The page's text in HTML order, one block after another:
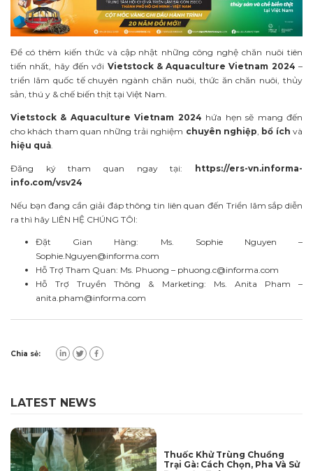
Để có thêm kiến thức và cập nhật những công nghệ chăn nuôi tiên
tiến nhất, hãy đến với Vietstock & Aquaculture Vietnam 2024 –
triển lãm quốc tế chuyên ngành chăn nuôi, thức ăn chăn nuôi, thủy
sản, thú y & chế biến thịt tại Việt Nam.
Vietstock & Aquaculture Vietnam 2024 hứa hẹn sẽ mang đến
cho khách tham quan những trải nghiệm chuyên nghiệp bổ ích và
hiệu quả
Đăng ký tham quan ngay tại: https://ers-vn.informa-
info.com/vsv24
Nếu bạn đang cần giải đáp thông tin liên quan đến Triển lãm sắp diễn
ra thì hãy LIÊN HỆ CHÚNG TÔI:
Đặt Gian Hàng: Ms. Sophie Nguyen –
Sophie.Nguyen@informa.com
Hỗ Trợ Tham Quan: Ms. Phuong – phuong.c@informa.com
Hỗ Trợ Truyền Thông & Marketing: Ms. Anita Pham –
anita.pham@informa.com
Chia sẻ:
LATEST NEWS
Thuốc Khử Trùng Chuồng
Trại Gà: Cách Chọn, Pha Và Sử